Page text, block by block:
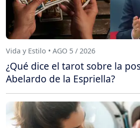
Vida y Estilo • AGO 5 / 2026
¿Qué dice el tarot sobre la
Abelardo de la Espriella?